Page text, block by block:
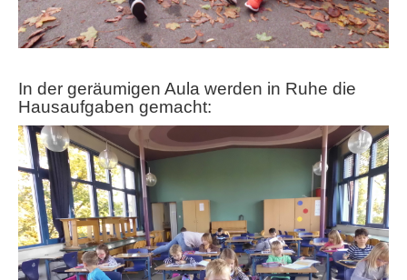
In der geräumigen Aula werden in Ruhe die
Hausaufgaben gemacht: